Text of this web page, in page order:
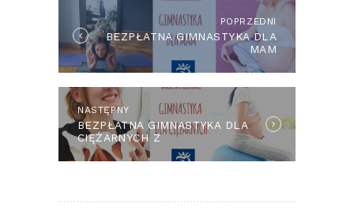
POPRZEDNI
Previous
post:
BEZPŁATNA GIMNASTYKA DLA
MAM
NASTĘPNY Next
post:
BEZPŁATNA GIMNASTYKA DLA
CIĘŻARNYCH Z
FIZJOTERAPEUTKĄ